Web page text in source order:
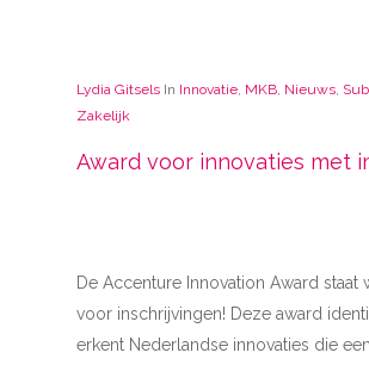
Lydia Gitsels In Innovatie, MKB, Nieuws,
Zakelijk
Award voor innovaties met
De Accenture Innovation Award staat
voor inschrijvingen! Deze award
erkent Nederlandse innovaties die